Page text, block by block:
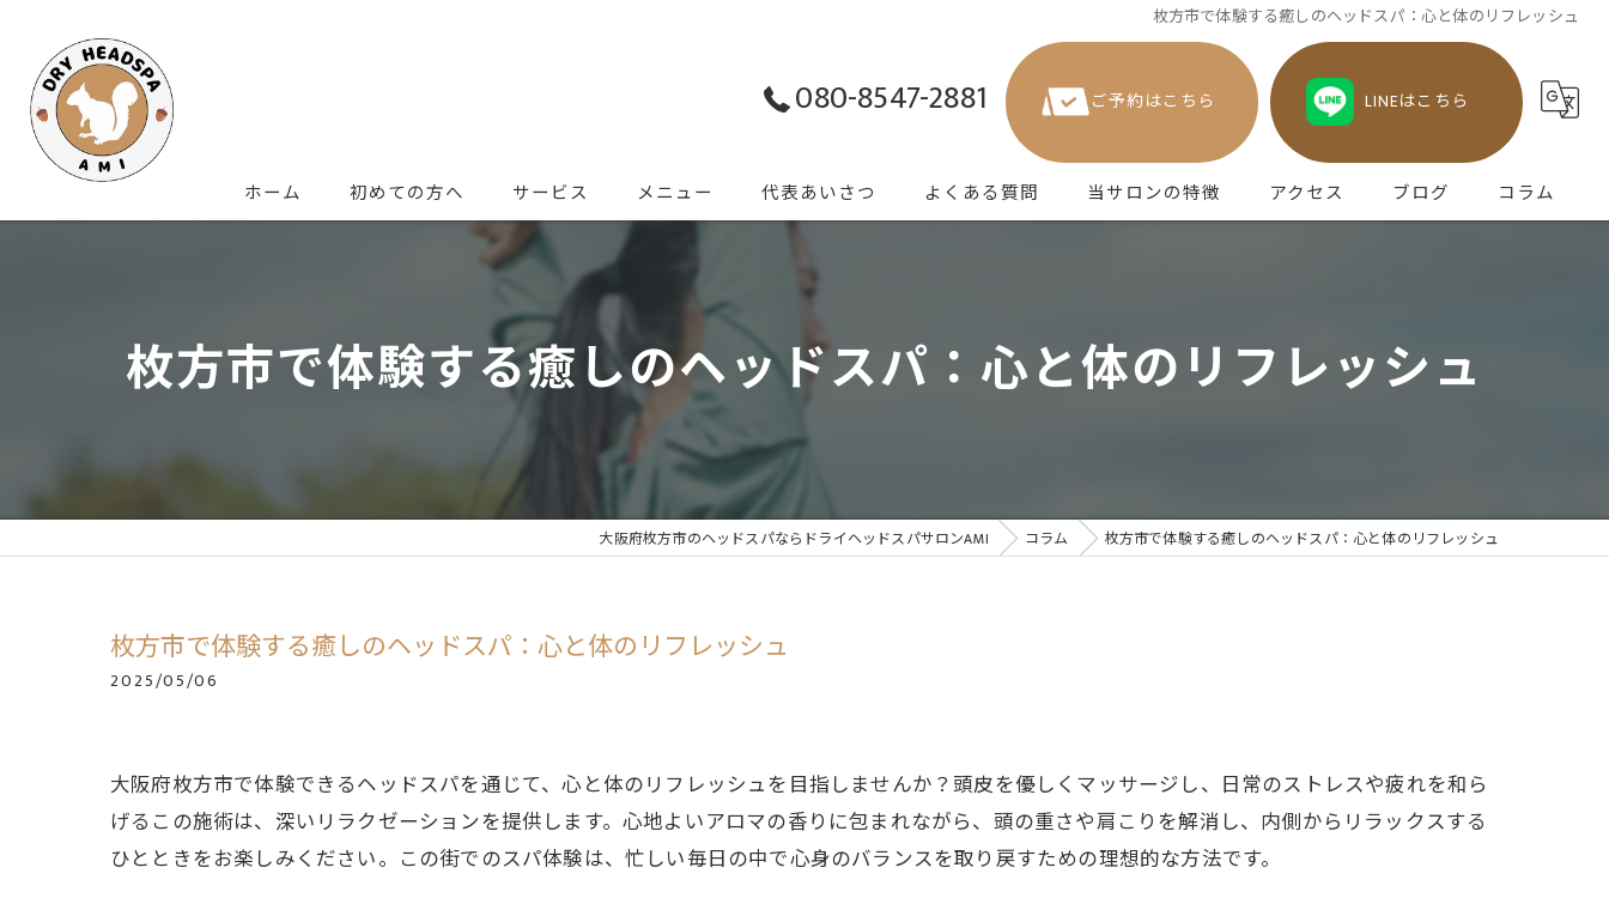
枚方市で体験する癒しのヘッドスパ：心と体のリフレッシュ
080-8547-2881 ご予約はこちら LINEはこちら
ホーム 初めての方へ サービス メニュー 代表あいさつ よくある質問 当サロンの特徴
眼精疲労
アクセス ブログ コラム
枚方市で体験する癒しのヘッドスパ：心と体のリフレッシュ
大阪府枚方市のヘッドスパならドライヘッドスパサロンAMI コラム 枚方市で体験する癒しのヘッドスパ：心と体のリフレッシュ
枚方市で体験する癒しのヘッドスパ：心と体のリフレッシュ
2025/05/06
大阪府枚方市で体験できるヘッドスパを通じて、心と体のリフレッシュを目指しませんか？頭皮を優しくマッサージし、日常のストレスや疲れを和ら
げるこの施術は、深いリラクゼーションを提供します。心地よいアロマの香りに包まれながら、頭の重さや肩こりを解消し、内側からリラックスする
ひとときをお楽しみください。この街でのスパ体験は、忙しい毎日の中で心身のバランスを取り戻すための理想的な方法です。